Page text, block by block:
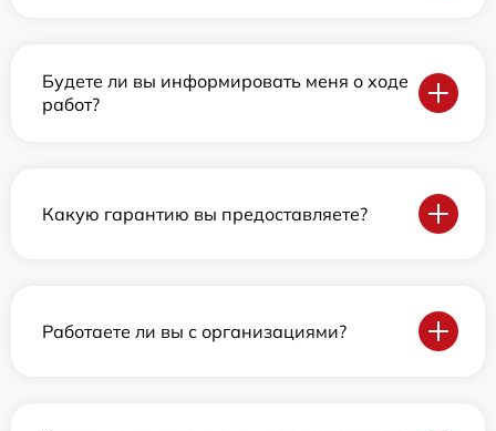
Будете ли вы информировать меня о ходе
работ?
Какую гарантию вы предоставляете?
Работаете ли вы с организациями?